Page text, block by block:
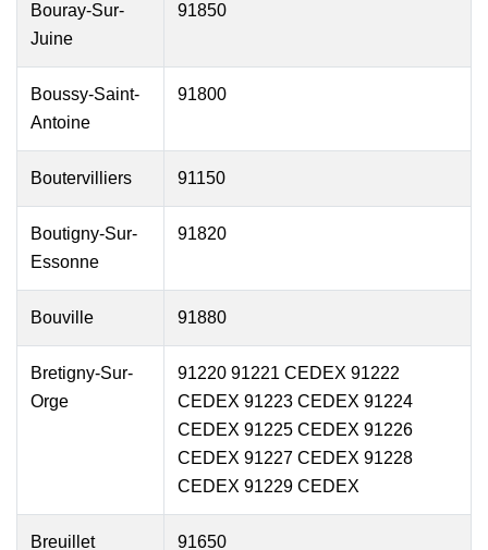
Bouray-Sur-
Juine
91850
Boussy-Saint-
Antoine
91800
Boutervilliers 91150
Boutigny-Sur-
Essonne
91820
Bouville 91880
Bretigny-Sur-
Orge
91220 91221 CEDEX 91222
CEDEX 91223 CEDEX 91224
CEDEX 91225 CEDEX 91226
CEDEX 91227 CEDEX 91228
CEDEX 91229 CEDEX
Breuillet 91650